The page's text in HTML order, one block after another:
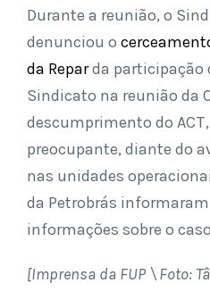
Durante a reunião, o
denunciou o
da Reparda participação
Sindicato na reunião da
descumprimento do
preocupante, diante do
nas unidades
da Petrobrás
informações sobre o
[Imprensa da FUP \ Foto: